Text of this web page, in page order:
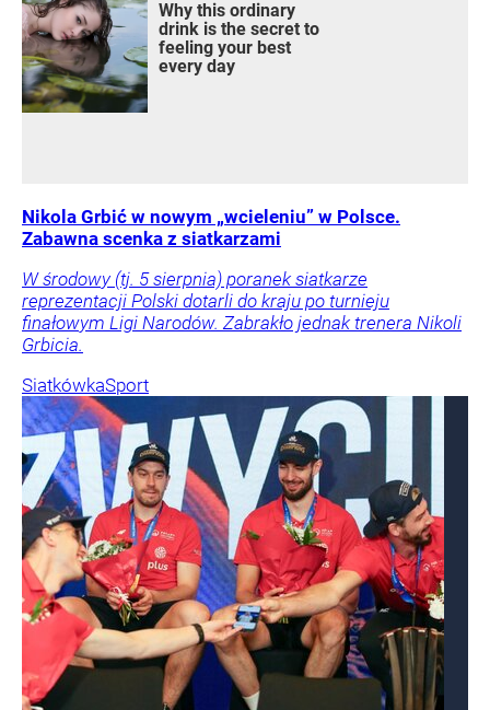
Nikola Grbić w nowym „wcieleniu” w Polsce.
Zabawna scenka z siatkarzami
W środowy (tj. 5 sierpnia) poranek siatkarze
reprezentacji Polski dotarli do kraju po turnieju
finałowym Ligi Narodów. Zabrakło jednak trenera Nikoli
Grbicia.
SiatkówkaSport